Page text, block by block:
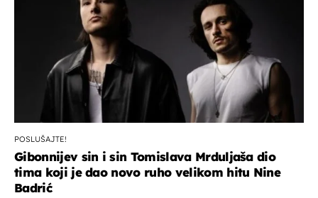
POSLUŠAJTE!
Gibonnijev sin i sin Tomislava Mrduljaša dio
tima koji je dao novo ruho velikom hitu Nine
Badrić